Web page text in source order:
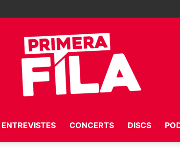
ENTREVISTES CONCERTS DISCS